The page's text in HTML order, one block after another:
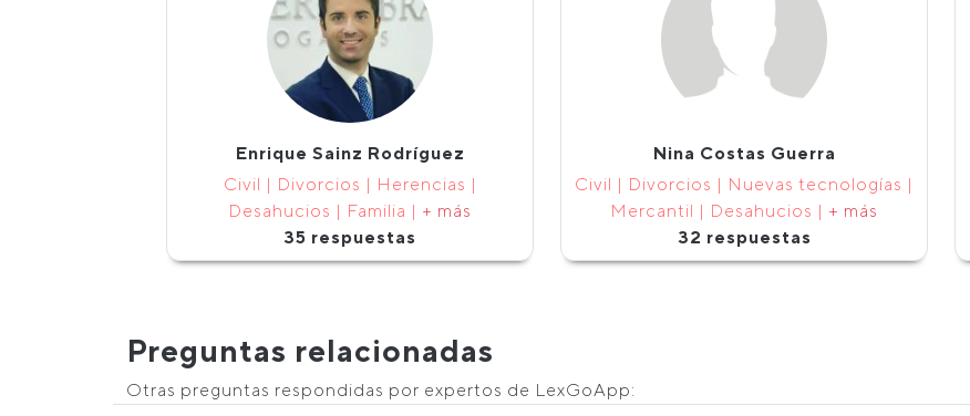
Enrique Sainz Rodríguez
Civil | Divorcios | Herencias |
Desahucios | Familia | + más
35 respuestas
Nina Costas Guerra
Civil | Divorcios | Nuevas tecnologías |
Mercantil | Desahucios | + más
32 respuestas
Preguntas relacionadas
Otras preguntas respondidas por expertos de LexGoApp: